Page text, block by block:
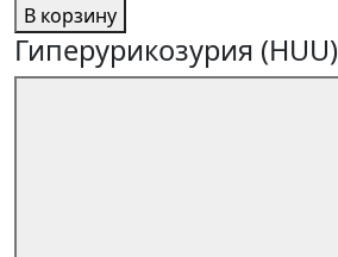
В корзину
Гиперурикозурия (HUU)